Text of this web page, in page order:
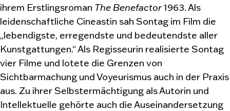
ihrem Erstlingsroman The Benefactor1963. Als
leidenschaftliche Cineastin sah Sontag im Film die
„lebendigste, erregendste und bedeutendste aller
Kunstgattungen.“ Als Regisseurin realisierte Sontag
vier Filme und lotete die Grenzen von
Sichtbarmachung und Voyeurismus auch in der Praxis
aus. Zu ihrer Selbstermächtigung als Autorin und
Intellektuelle gehörte auch die Auseinandersetzung